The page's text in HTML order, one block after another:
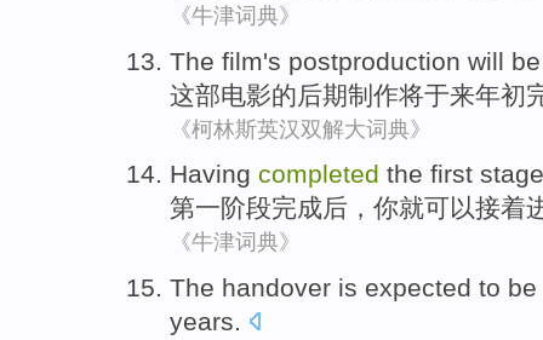
《牛津词典》
The film's postproduction will be
这部电影的后期制作将于来年初
《柯林斯英汉双解大词典》
Having completed the first stage
第一阶段完成后， 你就可以接着
《牛津词典》
The handover is expected to be
years.